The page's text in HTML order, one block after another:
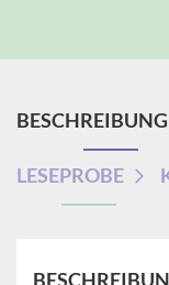
BESCHREIBUNG
LESEPROBE